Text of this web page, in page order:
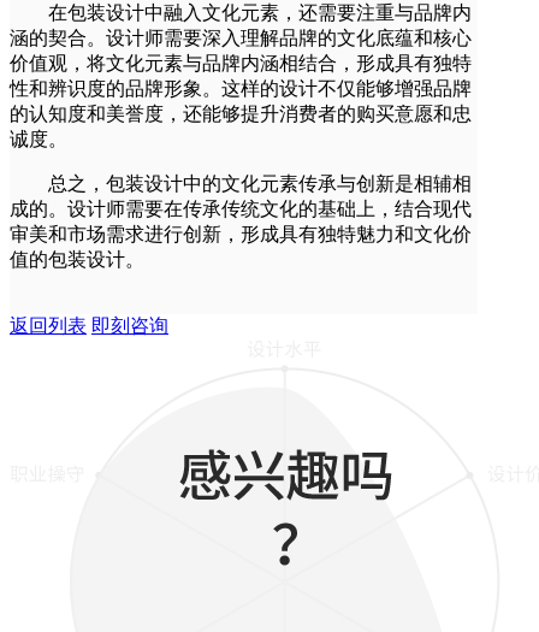
在包装设计中融入文化元素，还需要注重与品牌内
涵的契合。设计师需要深入理解品牌的文化底蕴和核心
价值观，将文化元素与品牌内涵相结合，形成具有独特
性和辨识度的品牌形象。这样的设计不仅能够增强品牌
的认知度和美誉度，还能够提升消费者的购买意愿和忠
诚度。
总之，包装设计中的文化元素传承与创新是相辅相
成的。设计师需要在传承传统文化的基础上，结合现代
审美和市场需求进行创新，形成具有独特魅力和文化价
值的包装设计。
返回列表 即刻咨询